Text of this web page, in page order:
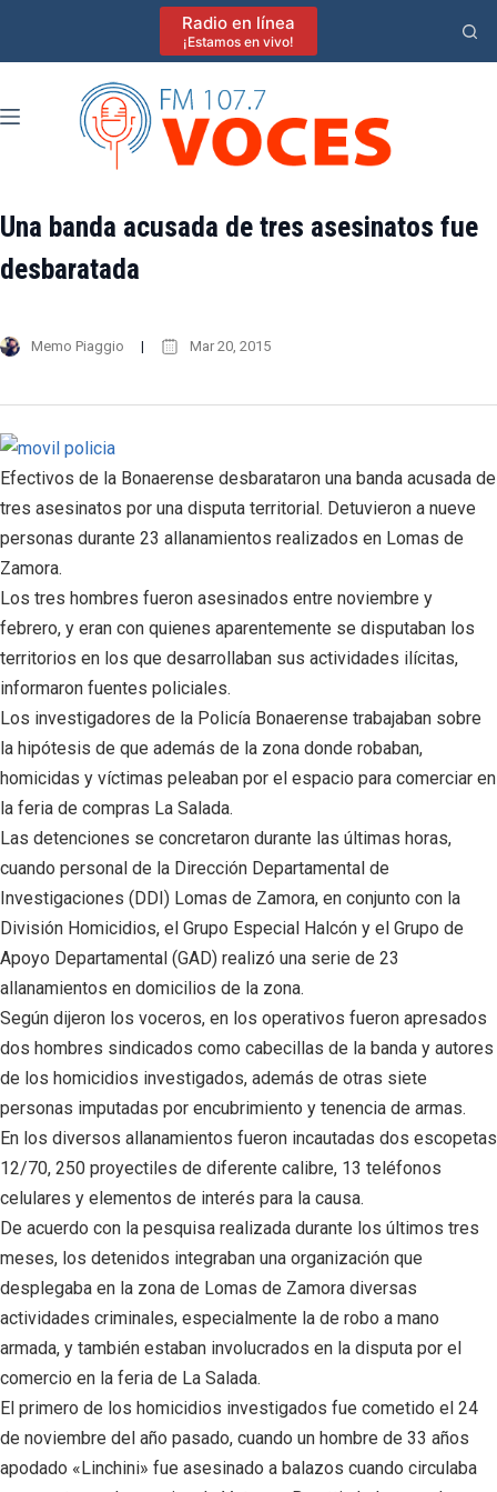
Radio en línea
¡Estamos en vivo!
Una banda acusada de tres asesinatos fue
desbaratada
Memo Piaggio Mar 20, 2015
Efectivos de la Bonaerense desbarataron una banda acusada de
tres asesinatos por una disputa territorial. Detuvieron a nueve
personas durante 23 allanamientos realizados en Lomas de
Zamora.
Los tres hombres fueron asesinados entre noviembre y
febrero, y eran con quienes aparentemente se disputaban los
territorios en los que desarrollaban sus actividades ilícitas,
informaron fuentes policiales.
Los investigadores de la Policía Bonaerense trabajaban sobre
la hipótesis de que además de la zona donde robaban,
homicidas y víctimas peleaban por el espacio para comerciar en
la feria de compras La Salada.
Las detenciones se concretaron durante las últimas horas,
cuando personal de la Dirección Departamental de
Investigaciones (DDI) Lomas de Zamora, en conjunto con la
División Homicidios, el Grupo Especial Halcón y el Grupo de
Apoyo Departamental (GAD) realizó una serie de 23
allanamientos en domicilios de la zona.
Según dijeron los voceros, en los operativos fueron apresados
dos hombres sindicados como cabecillas de la banda y autores
de los homicidios investigados, además de otras siete
personas imputadas por encubrimiento y tenencia de armas.
En los diversos allanamientos fueron incautadas dos escopetas
12/70, 250 proyectiles de diferente calibre, 13 teléfonos
celulares y elementos de interés para la causa.
De acuerdo con la pesquisa realizada durante los últimos tres
meses, los detenidos integraban una organización que
desplegaba en la zona de Lomas de Zamora diversas
actividades criminales, especialmente la de robo a mano
armada, y también estaban involucrados en la disputa por el
comercio en la feria de La Salada.
El primero de los homicidios investigados fue cometido el 24
de noviembre del año pasado, cuando un hombre de 33 años
apodado «Linchini» fue asesinado a balazos cuando circulaba